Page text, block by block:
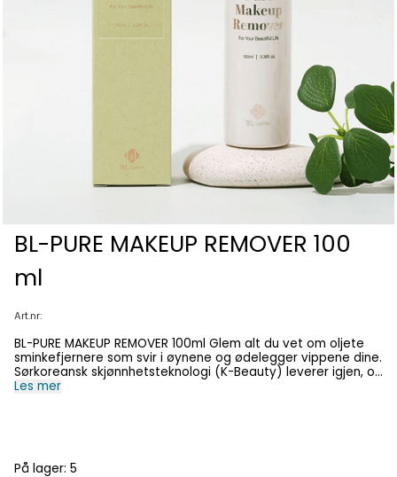
BL-PURE MAKEUP REMOVER 100
ml
Art.nr:
BL-PURE MAKEUP REMOVER 100ml Glem alt du vet om oljete
sminkefjernere som svir i øynene og ødelegger vippene dine.
Sørkoreansk skjønnhetsteknologi (K-Beauty) leverer igjen, og
Blink Lash Pure Makeup Remover er det ultimate produktet
en fet hinne som løsner limet på vippeextensions. Denne
Les mer
På lager: 5